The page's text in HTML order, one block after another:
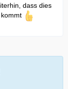
dass dies